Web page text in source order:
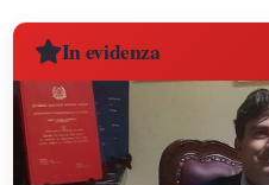
In evidenza